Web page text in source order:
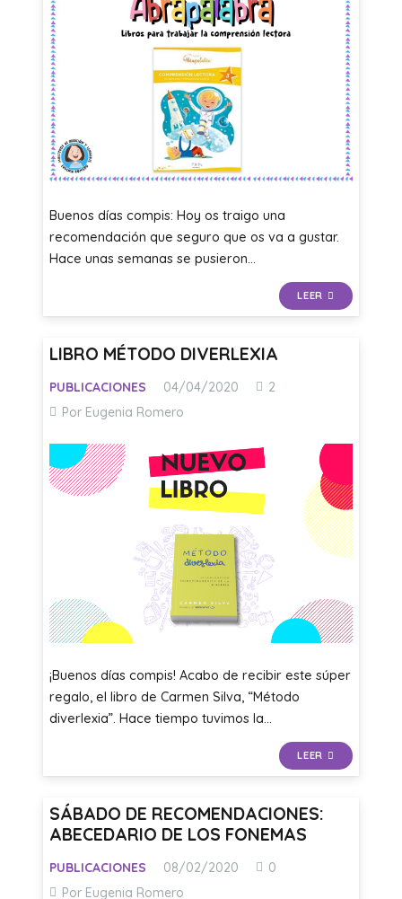
Buenos días compis: Hoy os traigo una
recomendación que seguro que os va a gustar.
Hace unas semanas se pusieron…
LEER
LIBRO MÉTODO DIVERLEXIA
PUBLICACIONES 04/04/2020 2
Por Eugenia Romero
¡Buenos días compis! Acabo de recibir este súper
regalo, el libro de Carmen Silva, “Método
diverlexia”. Hace tiempo tuvimos la…
LEER
SÁBADO DE RECOMENDACIONES:
ABECEDARIO DE LOS FONEMAS
PUBLICACIONES 08/02/2020
0
Por Eugenia Romero